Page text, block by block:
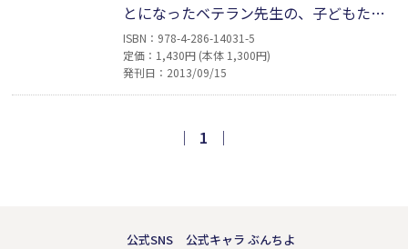
とになったベテラン先生の、子どもたち
との交流や奮闘の様子を描いた心温まる
教育エッセイである。都道府県名を歌に
しておぼえさせるなど、どうしたら子ど
とに気を配りながら、子どもたち一人ひ
ISBN：978-4-286-14031-5
定価：1,430円 (本体 1,300円)
発刊日：2013/09/15
｜ 1 ｜
公式SNS 公式キャラ ぶんちよ